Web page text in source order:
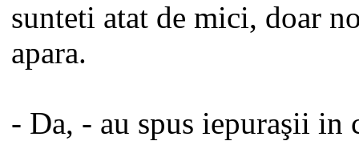
sunteti atat de mici, doar
apara.
- Da, - au spus iepuraşii in